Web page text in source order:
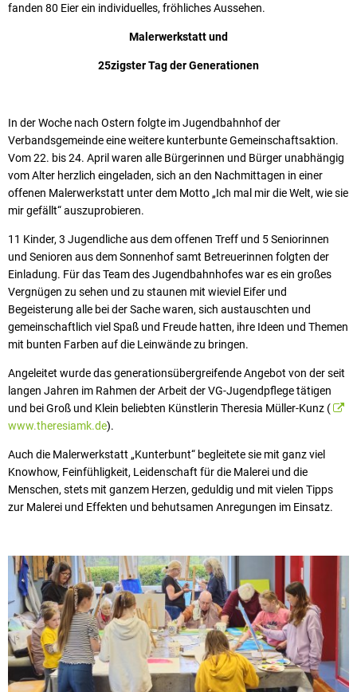
fanden 80 Eier ein individuelles, fröhliches Aussehen.
Malerwerkstatt und
25zigster Tag der Generationen
In der Woche nach Ostern folgte im Jugendbahnhof der
Verbandsgemeinde eine weitere kunterbunte Gemeinschaftsaktion.
Vom 22. bis 24. April waren alle Bürgerinnen und Bürger unabhängig
vom Alter herzlich eingeladen, sich an den Nachmittagen in einer
offenen Malerwerkstatt unter dem Motto „Ich mal mir die Welt, wie sie
mir gefällt“ auszuprobieren.
11 Kinder, 3 Jugendliche aus dem offenen Treff und 5 Seniorinnen
und Senioren aus dem Sonnenhof samt Betreuerinnen folgten der
Einladung. Für das Team des Jugendbahnhofes war es ein großes
Vergnügen zu sehen und zu staunen mit wieviel Eifer und
Begeisterung alle bei der Sache waren, sich austauschten und
gemeinschaftlich viel Spaß und Freude hatten, ihre Ideen und Themen
mit bunten Farben auf die Leinwände zu bringen.
Angeleitet wurde das generationsübergreifende Angebot von der seit
langen Jahren im Rahmen der Arbeit der VG-Jugendpflege tätigen
und bei Groß und Klein beliebten Künstlerin Theresia Müller-Kunz (
www.theresiamk.de).
Auch die Malerwerkstatt „Kunterbunt“ begleitete sie mit ganz viel
Knowhow, Feinfühligkeit, Leidenschaft für die Malerei und die
Menschen, stets mit ganzem Herzen, geduldig und mit vielen Tipps
zur Malerei und Effekten und behutsamen Anregungen im Einsatz.